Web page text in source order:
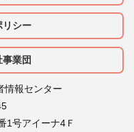
リシー
事業団
情報センター
1号アイーナ4Ｆ